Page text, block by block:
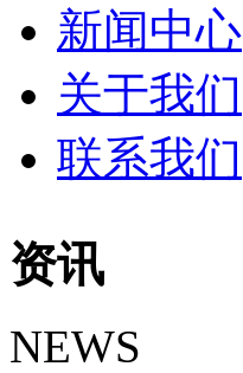
新闻中心
关于我们
联系我们
资讯
NEWS